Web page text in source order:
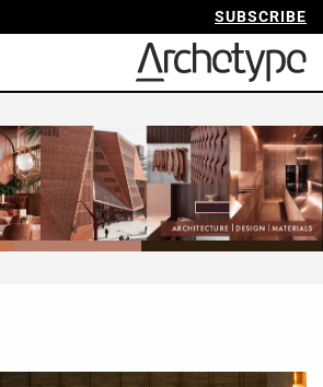
SUBSCRIBE